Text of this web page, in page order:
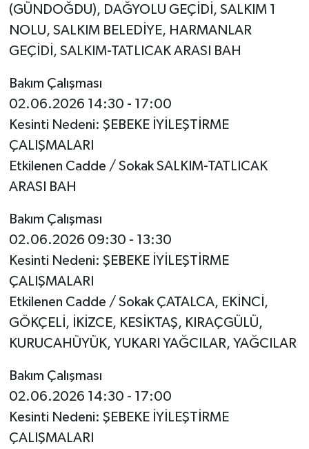
(GÜNDOĞDU), DAĞYOLU GEÇİDİ, SALKIM 1
NOLU, SALKIM BELEDİYE, HARMANLAR
GEÇİDİ, SALKIM-TATLICAK ARASI BAH
Bakım Çalışması
02.06.2026 14:30 - 17:00
Kesinti Nedeni: ŞEBEKE İYİLEŞTİRME
ÇALIŞMALARI
Etkilenen Cadde / Sokak SALKIM-TATLICAK
ARASI BAH
Bakım Çalışması
02.06.2026 09:30 - 13:30
Kesinti Nedeni: ŞEBEKE İYİLEŞTİRME
ÇALIŞMALARI
Etkilenen Cadde / Sokak ÇATALCA, EKİNCİ,
GÖKÇELİ, İKİZCE, KESİKTAŞ, KIRAÇGÜLÜ,
KURUCAHÜYÜK, YUKARI YAĞCILAR, YAĞCILAR
Bakım Çalışması
02.06.2026 14:30 - 17:00
Kesinti Nedeni: ŞEBEKE İYİLEŞTİRME
ÇALIŞMALARI